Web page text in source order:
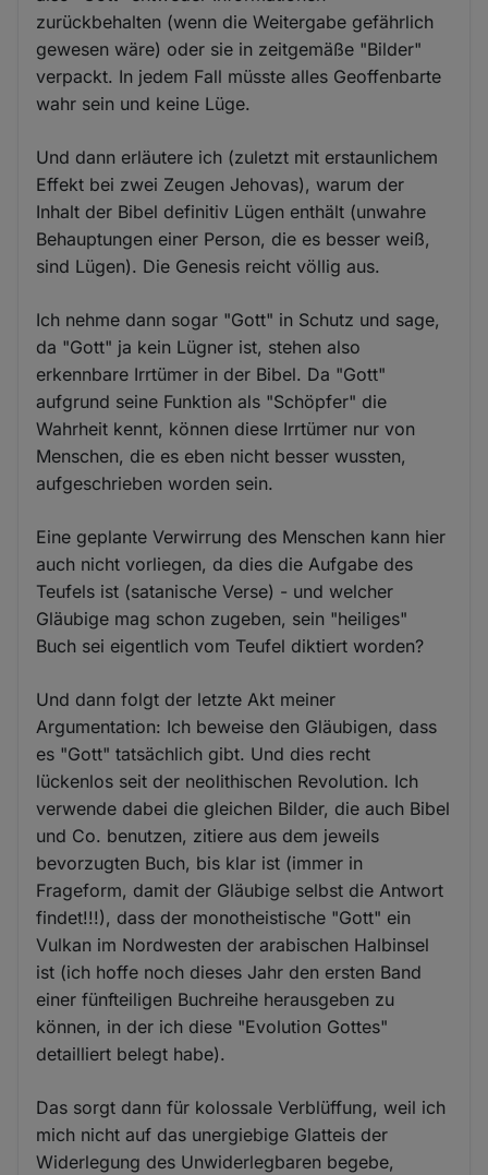
zurückbehalten (wenn die Weitergabe gefährlich
gewesen wäre) oder sie in zeitgemäße "Bilder"
verpackt. In jedem Fall müsste alles Geoffenbarte
wahr sein und keine Lüge.
Und dann erläutere ich (zuletzt mit erstaunlichem
Effekt bei zwei Zeugen Jehovas), warum der
Inhalt der Bibel definitiv Lügen enthält (unwahre
Behauptungen einer Person, die es besser weiß,
sind Lügen). Die Genesis reicht völlig aus.
Ich nehme dann sogar "Gott" in Schutz und sage,
da "Gott" ja kein Lügner ist, stehen also
erkennbare Irrtümer in der Bibel. Da "Gott"
aufgrund seine Funktion als "Schöpfer" die
Wahrheit kennt, können diese Irrtümer nur von
Menschen, die es eben nicht besser wussten,
aufgeschrieben worden sein.
Eine geplante Verwirrung des Menschen kann hier
auch nicht vorliegen, da dies die Aufgabe des
Teufels ist (satanische Verse) - und welcher
Gläubige mag schon zugeben, sein "heiliges"
Buch sei eigentlich vom Teufel diktiert worden?
Und dann folgt der letzte Akt meiner
Argumentation: Ich beweise den Gläubigen, dass
es "Gott" tatsächlich gibt. Und dies recht
lückenlos seit der neolithischen Revolution. Ich
verwende dabei die gleichen Bilder, die auch Bibel
und Co. benutzen, zitiere aus dem jeweils
bevorzugten Buch, bis klar ist (immer in
Frageform, damit der Gläubige selbst die Antwort
findet!!!), dass der monotheistische "Gott" ein
Vulkan im Nordwesten der arabischen Halbinsel
ist (ich hoffe noch dieses Jahr den ersten Band
einer fünfteiligen Buchreihe herausgeben zu
können, in der ich diese "Evolution Gottes"
detailliert belegt habe).
Das sorgt dann für kolossale Verblüffung, weil ich
mich nicht auf das unergiebige Glatteis der
Widerlegung des Unwiderlegbaren begebe,